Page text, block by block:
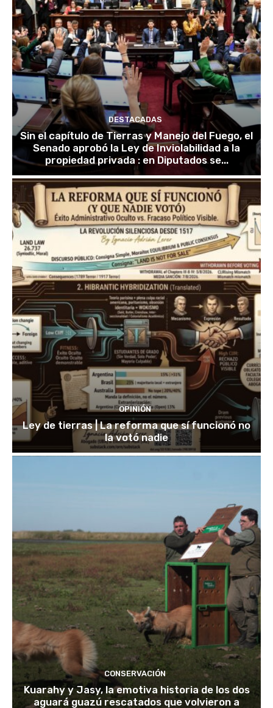
DESTACADAS
Sin el capítulo de Tierras y Manejo del Fuego, el
Senado aprobó la Ley de Inviolabilidad a la
propiedad privada : en Diputados se...
OPINIÓN
Ley de tierras | La reforma que sí funcionó no
la votó nadie
CONSERVACIÓN
Kuarahy y Jasy, la emotiva historia de los dos
aguará guazú rescatados que volvieron a